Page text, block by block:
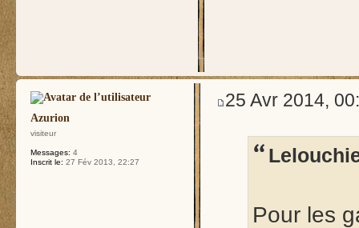
Azurion
visiteur
Messages: 4
Inscrit le: 27 Fév 2013, 22:27
25 Avr 2014,
Pour les